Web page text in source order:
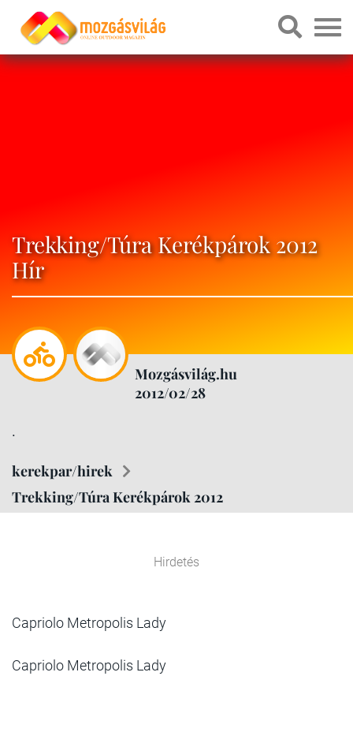
Trekking/Túra Kerékpárok 2012
Hír
Mozgásvilág.hu
2012/02/28
.
kerekpar/hirek
Trekking/Túra Kerékpárok 2012
Hirdetés
Capriolo Metropolis Lady
Capriolo Metropolis Lady